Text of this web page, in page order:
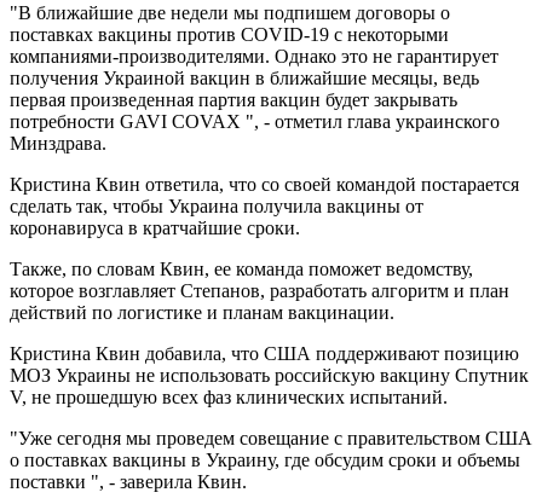
"В ближайшие две недели мы подпишем договоры о
поставках вакцины против COVID-19 с некоторыми
компаниями-производителями. Однако это не гарантирует
получения Украиной вакцин в ближайшие месяцы, ведь
первая произведенная партия вакцин будет закрывать
потребности GAVI COVAX ", - отметил глава украинского
Минздрава.
Кристина Квин ответила, что со своей командой постарается
сделать так, чтобы Украина получила вакцины от
коронавируса в кратчайшие сроки.
Также, по словам Квин, ее команда поможет ведомству,
которое возглавляет Степанов, разработать алгоритм и план
действий по логистике и планам вакцинации.
Кристина Квин добавила, что США поддерживают позицию
МОЗ Украины не использовать российскую вакцину Спутник
V, не прошедшую всех фаз клинических испытаний.
"Уже сегодня мы проведем совещание с правительством США
о поставках вакцины в Украину, где обсудим сроки и объемы
поставки ", - заверила Квин.